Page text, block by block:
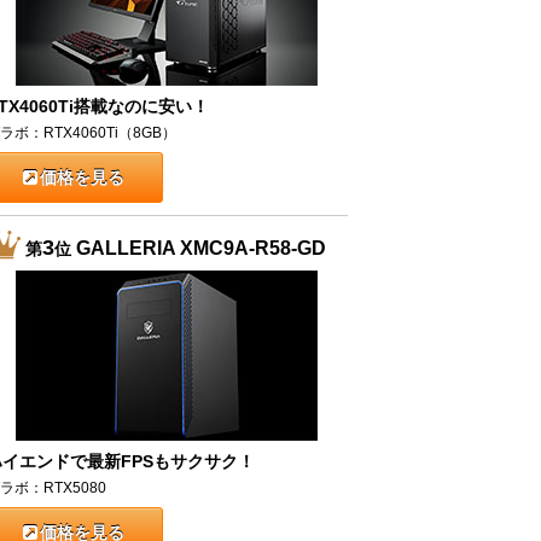
搭載なのに安い！
ボ：RTX4060Ti（8GB）
価格を見る
第3位GALLERIA XMC9A-R58-GD
エンドで最新FPSもサクサク！
ボ：RTX5080
価格を見る